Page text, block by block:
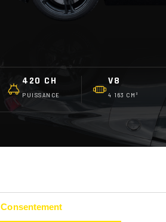
Consentement
420 CH
PUISSANCE
V8
4 163 CM³
FAQ - LES